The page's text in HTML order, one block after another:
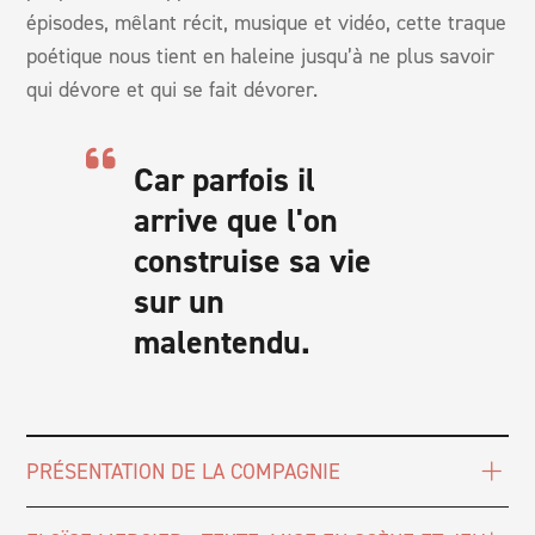
épisodes, mêlant récit, musique et vidéo, cette traque
poétique nous tient en haleine jusqu’à ne plus savoir
qui dévore et qui se fait dévorer.
Car parfois il
arrive que l'on
construise sa vie
sur un
malentendu.
PRÉSENTATION DE LA COMPAGNIE